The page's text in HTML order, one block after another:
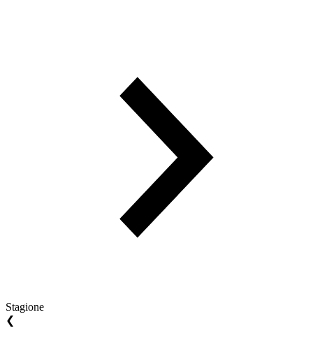
Stagione
❮